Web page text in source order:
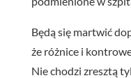
Będą się martwić
że różnice i
Nie chodzi zresztą